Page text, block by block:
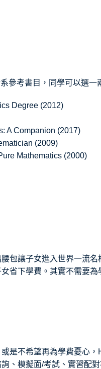
參考書目，同學可以選一
Degree (2012)
A Companion (2017)
(2009)
Mathematics (2000)
包讓子女進入世界一流名
省下學費。其實不需要
是不希望再為學費憂心
、模擬面/考試、實習配